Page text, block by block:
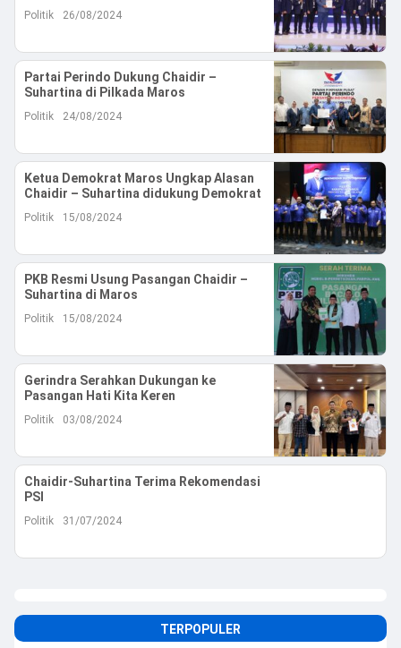
Politik 26/08/2024
Partai Perindo Dukung Chaidir –
Suhartina di Pilkada Maros
Politik 24/08/2024
Ketua Demokrat Maros Ungkap Alasan
Chaidir – Suhartina didukung Demokrat
Politik 15/08/2024
PKB Resmi Usung Pasangan Chaidir –
Suhartina di Maros
Politik 15/08/2024
Gerindra Serahkan Dukungan ke
Pasangan Hati Kita Keren
Politik 03/08/2024
Chaidir-Suhartina Terima Rekomendasi
PSI
Politik 31/07/2024
TERPOPULER